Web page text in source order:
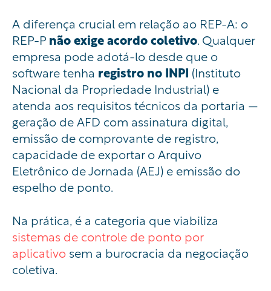
A diferença crucial em relação ao REP-A: o
REP-P não exige acordo coletivo. Qualquer
empresa pode adotá-lo desde que o
software tenha registro no INPI (Instituto
Nacional da Propriedade Industrial) e
atenda aos requisitos técnicos da portaria —
geração de AFD com assinatura digital,
emissão de comprovante de registro,
capacidade de exportar o Arquivo
Eletrônico de Jornada (AEJ) e emissão do
espelho de ponto.
Na prática, é a categoria que viabiliza
sistemas de controle de ponto por
aplicativo sem a burocracia da negociação
coletiva.